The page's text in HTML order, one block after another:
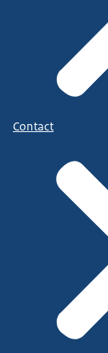
Contact